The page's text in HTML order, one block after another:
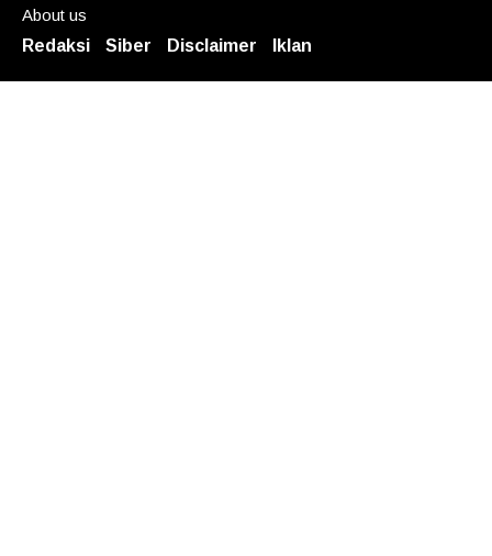
About us
Redaksi
Siber Disclaimer Iklan